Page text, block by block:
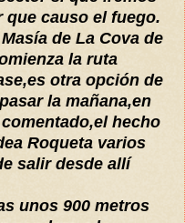
que causo el fuego.
de La Cova de
la ruta
otra opción de
la mañana,en
hecho
Roqueta varios
salir desde allí
unos 900 metros